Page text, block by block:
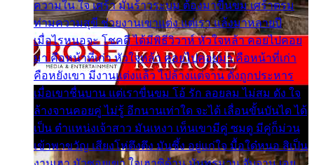
ความใน ใจ เศร้า มันร้าวระบม ต้องมาขื่นขม เศร้าตรม
ท่ามความสุขี ช่วยงานเขาแต่ง แต่เรา แล้งมาหลายปี
เมื่อไรหนอจะ โชคดี ได้มีพิธีวิวาห์ หัวใจหล้า คอยไปคอย
มา คือหน้าที่เก่า หัวใจหล้า คอยไปคอยมา คือหน้าที่เก่า
คือหยังเขา มีงานแต่งแล้ว ไปล้างแต่จาน ดั่งถูกประหาร
เมื่อเขาชื่นบาน แต่เราขื่นขม โอ้ รัก ลอยลม ไม่สม ดัง ใจ
ล้างจานคอยคู่ ไม่รู้ อีกนานเท่าใด จะได้ เลื่อนขั้นบันได ได้
เป็น ตำแหน่งเจ้าสาว มันเหงา เห็นเขามีคู่ ซมดู มีคู่ก็ม่วน
เข้าพาขวัญ เสียงโห่ตึงตึง มันซึ้ง อยู่แก่ใจ มื้อใด๋หนอ สิเป็น